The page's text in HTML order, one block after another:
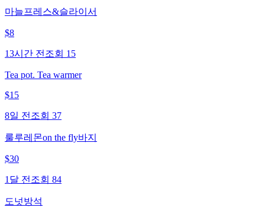
마늘프레스&슬라이서
$8
13시간 전 조회 15
Tea pot. Tea warmer
$15
8일 전 조회 37
룰루레몬on the fly바지
$30
1달 전 조회 84
도넛방석